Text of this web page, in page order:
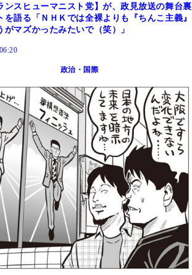
ンスヒューマニスト党】が、政見放送の舞台裏
を語る「ＮＨＫでは全裸よりも『ちんこ主義』
がマズかったみたいで（笑）」
政治・国際